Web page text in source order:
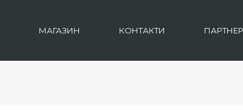
МАГАЗИН КОНТАКТИ